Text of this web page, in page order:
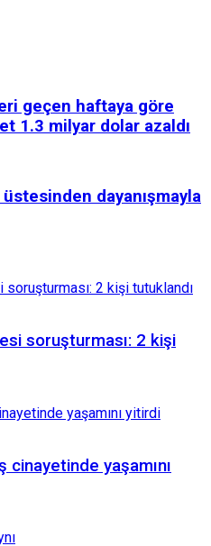
geçen haftaya göre
1.3 milyar dolar azaldı
dayanışmayla
soruşturması: 2 kişi
cinayetinde yaşamını